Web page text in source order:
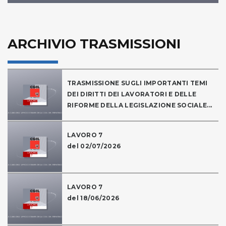
ARCHIVIO TRASMISSIONI
TRASMISSIONE SUGLI IMPORTANTI TEMI
DEI DIRITTI DEI LAVORATORI E DELLE
RIFORME DELLA LEGISLAZIONE SOCIALE...
LAVORO 7
del 02/07/2026
LAVORO 7
del 18/06/2026